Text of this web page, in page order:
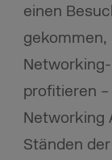
einen
profitieren
Networking
Ständen